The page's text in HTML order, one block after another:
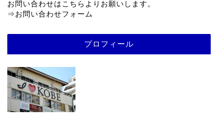
お問い合わせはこちらよりお願いします。
⇒お問い合わせフォーム
プロフィール